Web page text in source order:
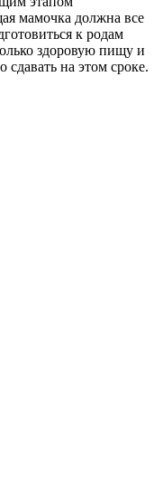
мамочка должна все
к родам
здоровую пищу и
сдавать на этом сроке.